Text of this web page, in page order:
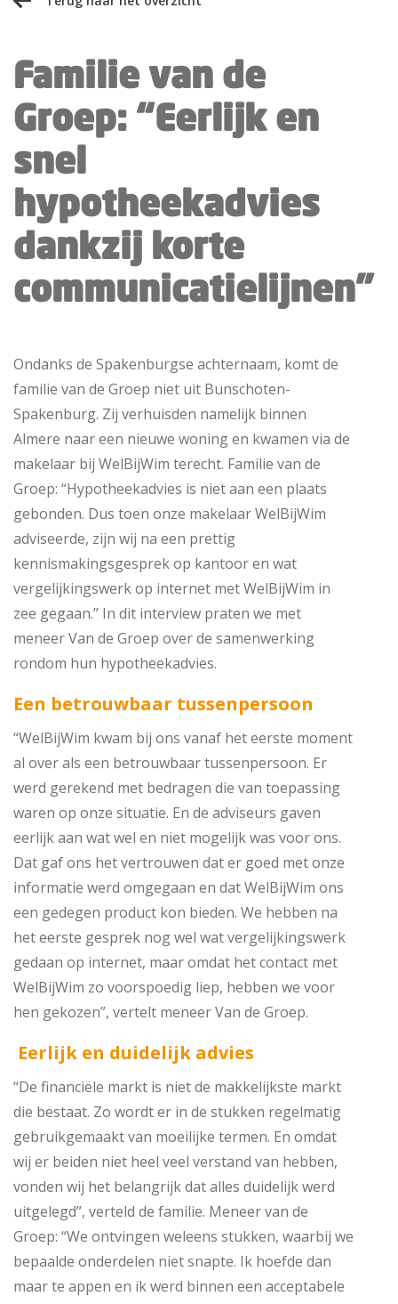
Familie van de
Groep: “Eerlijk en
snel
hypotheekadvies
dankzij korte
communicatielijnen”
Ondanks de Spakenburgse achternaam, komt de
familie van de Groep niet uit Bunschoten-
Spakenburg. Zij verhuisden namelijk binnen
Almere naar een nieuwe woning en kwamen via de
makelaar bij WelBijWim terecht. Familie van de
Groep: “Hypotheekadvies is niet aan een plaats
gebonden. Dus toen onze makelaar WelBijWim
adviseerde, zijn wij na een prettig
kennismakingsgesprek op kantoor en wat
vergelijkingswerk op internet met WelBijWim in
zee gegaan.” In dit interview praten we met
meneer Van de Groep over de samenwerking
rondom hun hypotheekadvies.
Een betrouwbaar tussenpersoon
“WelBijWim kwam bij ons vanaf het eerste moment
al over als een betrouwbaar tussenpersoon. Er
werd gerekend met bedragen die van toepassing
waren op onze situatie. En de adviseurs gaven
eerlijk aan wat wel en niet mogelijk was voor ons.
Dat gaf ons het vertrouwen dat er goed met onze
informatie werd omgegaan en dat WelBijWim ons
een gedegen product kon bieden. We hebben na
het eerste gesprek nog wel wat vergelijkingswerk
gedaan op internet, maar omdat het contact met
WelBijWim zo voorspoedig liep, hebben we voor
hen gekozen”, vertelt meneer Van de Groep.
Eerlijk en duidelijk advies
“De financiële markt is niet de makkelijkste markt
die bestaat. Zo wordt er in de stukken regelmatig
gebruikgemaakt van moeilijke termen. En omdat
wij er beiden niet heel veel verstand van hebben,
vonden wij het belangrijk dat alles duidelijk werd
uitgelegd”, verteld de familie. Meneer van de
Groep: “We ontvingen weleens stukken, waarbij we
bepaalde onderdelen niet snapte. Ik hoefde dan
maar te appen en ik werd binnen een acceptabele